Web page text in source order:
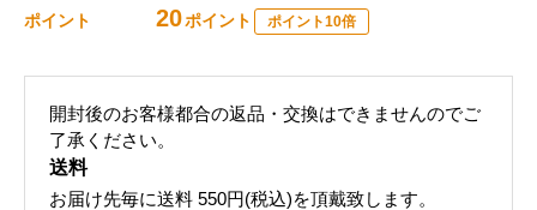
ポイント 20ポイント ポイント10倍
開封後のお客様都合の返品・交換はできませんのでご
了承ください。
送料
お届け先毎に送料 550円(税込)を頂戴致します。